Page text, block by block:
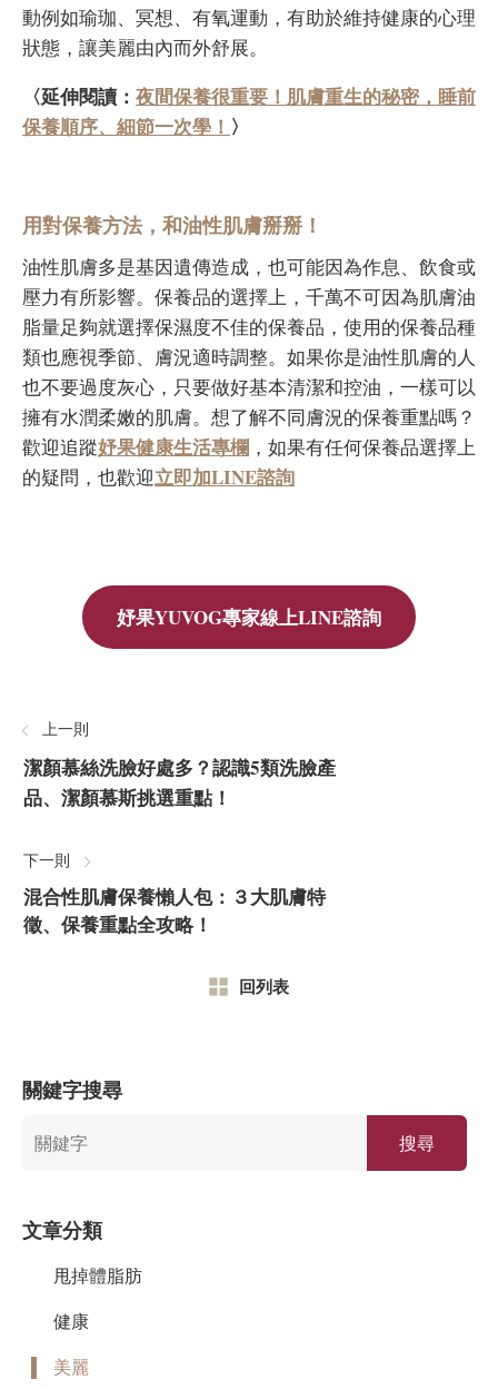
動例如瑜珈、冥想、有氧運動，有助於維持健康的心理
狀態，讓美麗由內而外舒展。
〈延伸閱讀： 夜間保養很重要！肌膚重生的秘密，睡前
保養順序、細節一次學！ 〉
用對保養方法，和油性肌膚掰掰！
油性肌膚多是基因遺傳造成，也可能因為作息、飲食或
壓力有所影響。保養品的選擇上，千萬不可因為肌膚油
脂量足夠就選擇保濕度不佳的保養品，使用的保養品種
類也應視季節、膚況適時調整。如果你是油性肌膚的人
也不要過度灰心，只要做好基本清潔和控油，一樣可以
擁有水潤柔嫩的肌膚。想了解不同膚況的保養重點嗎？
歡迎追蹤妤果健康生活專欄 ，如果有任何保養品選擇上
的疑問，也歡迎立即加LINE諮詢
妤果YUVOG專家線上LINE諮詢
上一則
潔顏慕絲洗臉好處多？認識5類洗臉產
品、潔顏慕斯挑選重點！
下一則
混合性肌膚保養懶人包：３大肌膚特
徵、保養重點全攻略！
回列表
關鍵字搜尋
搜尋
文章分類
甩掉體脂肪
健康
美麗